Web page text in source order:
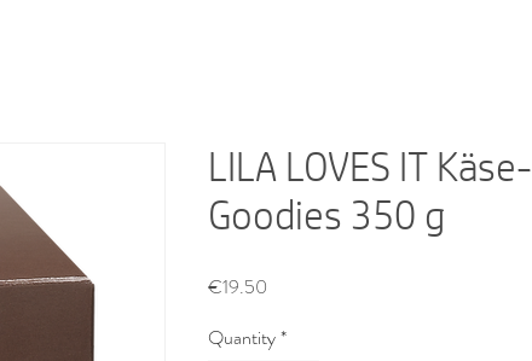
LILA LOVES IT Käse-
Goodies 350 g
€19.50
Quantity*